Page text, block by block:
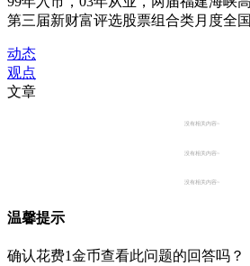
第三届新财富评选股票组合类月度全
动态
观点
文章
没有相关内容~
没有相关内容~
没有相关内容~
温馨提示
确认花费1金币查看此问题的回答吗？